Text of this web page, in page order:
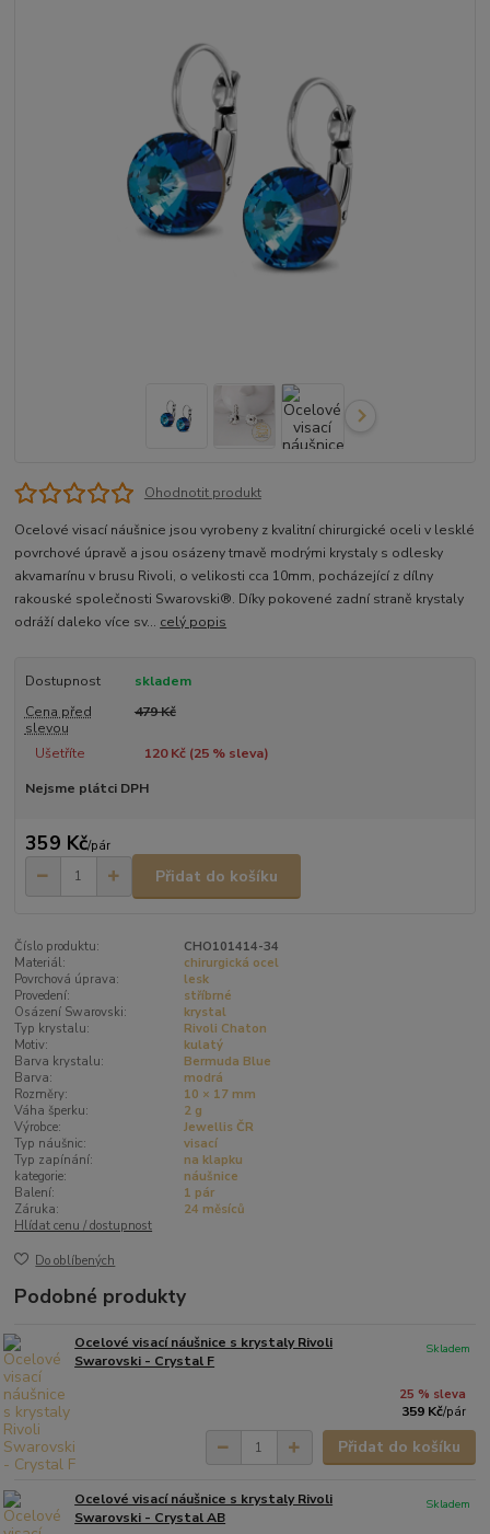
Ohodnotit produkt
Ocelové visací náušnice jsou vyrobeny z kvalitní chirurgické oceli v lesklé
povrchové úpravě a jsou osázeny tmavě modrými krystaly s odlesky
akvamarínu v brusu Rivoli, o velikosti cca 10mm, pocházející z dílny
rakouské společnosti Swarovski®. Díky pokovené zadní straně krystaly
odráží daleko více sv... celý popis
Dostupnost
skladem
Cena před
slevou
479 Kč
Ušetříte 120 Kč (25% sleva)
Nejsme plátci DPH
359 Kč/pár
Přidat do košíku
Číslo produktu:
CHO101414-34
Materiál:
chirurgická ocel
Povrchová úprava:
lesk
Provedení:
stříbrné
Osázení Swarovski:
krystal
Typ krystalu:
Rivoli Chaton
Motiv:
kulatý
Barva krystalu:
Bermuda Blue
Barva:
modrá
Rozměry:
10 × 17 mm
Váha šperku:
2 g
Výrobce:
Jewellis ČR
Typ náušnic:
visací
Typ zapínání:
na klapku
kategorie:
náušnice
Balení:
1 pár
Záruka:
24 měsíců
Hlídat cenu / dostupnost
Do oblíbených
Podobné produkty
Ocelové visací náušnice s krystaly Rivoli
Swarovski - Crystal F
25 % sleva
359 Kč/pár
Skladem
Přidat do košíku
Ocelové visací náušnice s krystaly Rivoli
Swarovski - Crystal AB
Skladem